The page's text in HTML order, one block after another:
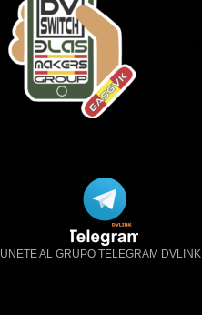
UNETE AL GRUPO TELEGRAM DVLINK